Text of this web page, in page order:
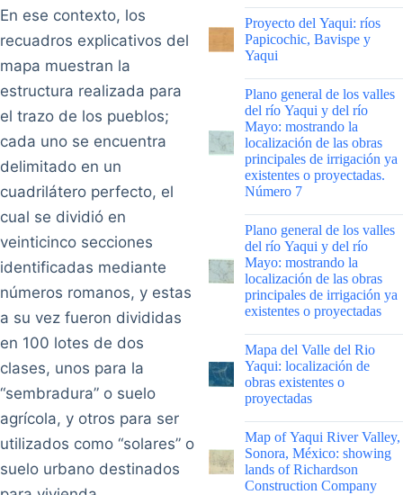
En ese contexto, los
recuadros explicativos del
mapa muestran la
estructura realizada para
el trazo de los pueblos;
cada uno se encuentra
delimitado en un
cuadrilátero perfecto, el
cual se dividió en
veinticinco secciones
identificadas mediante
números romanos, y estas
a su vez fueron divididas
en 100 lotes de dos
clases, unos para la
“sembradura” o suelo
agrícola, y otros para ser
utilizados como “solares” o
suelo urbano destinados
|
Proyecto del Yaqui: ríos
Papicochic, Bavispe y
Yaqui
|
Plano general de los valles
del río Yaqui y del río
Mayo: mostrando la
localización de las obras
principales de irrigación ya
existentes o proyectadas.
Número 7
|
Plano general de los valles
del río Yaqui y del río
Mayo: mostrando la
localización de las obras
principales de irrigación ya
existentes o proyectadas
|
Mapa del Valle del Rio
Yaqui: localización de
obras existentes o
proyectadas
|
Map of Yaqui River Valley,
Sonora, México: showing
lands of Richardson
Construction Company